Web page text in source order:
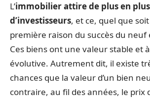
L’immobilier attire de plus en plus
d’investisseurs, et ce, quel que
première raison du succès du neuf
Ces biens ont une valeur stable et
évolutive. Autrement dit, il existe
chances que la valeur d’un bien
contraire, au fil des années, le prix